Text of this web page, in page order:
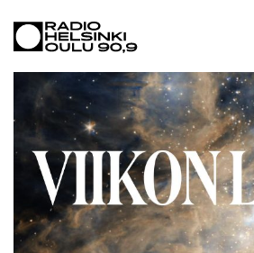
AJANKOHTAISTA
OHJELMAT
TEKIJÄT
ON-DEMAND
PODCAST
MAINOSTA